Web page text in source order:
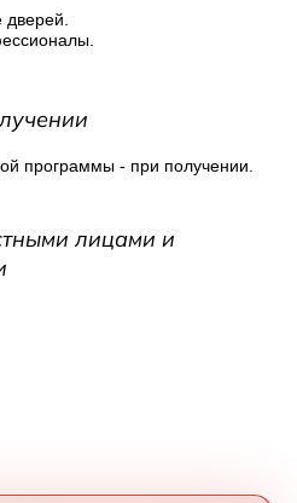
дверей.
программы - при получении.
лицами и